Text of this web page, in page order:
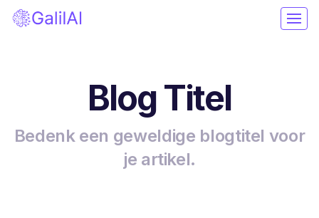
Blog Titel
Bedenk een geweldige blogtitel voor
je artikel.